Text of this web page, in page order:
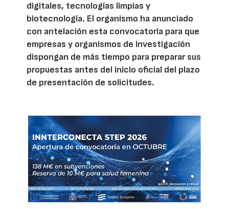
digitales, tecnologías limpias y
biotecnología. El organismo ha anunciado
con antelación esta convocatoria para que
empresas y organismos de investigación
dispongan de más tiempo para preparar sus
propuestas antes del inicio oficial del plazo
de presentación de solicitudes.